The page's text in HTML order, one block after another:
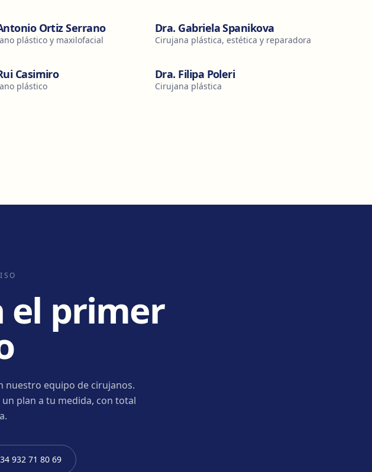
Ortiz Serrano
plástico y maxilofacial
Dra. Gabriela Spanikova
Cirujana plástica, estética y reparadora
Casimiro
plástico
Dra. Filipa Poleri
Cirujana plástica
el primer
nuestro equipo de cirujanos.
plan a tu medida, con total
932 71 80 69